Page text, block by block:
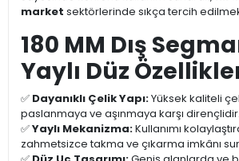
market sektörlerinde sıkça tercih
180 MM Dış
Yaylı Düz
✅ Dayanıklı Çelik Yapı:Yüksek kaliteli
paslanmaya ve aşınmaya karşı dirençlidir.
✅Yaylı Mekanizma:Kullanımı
zahmetsizce takma ve çıkarma imkânı